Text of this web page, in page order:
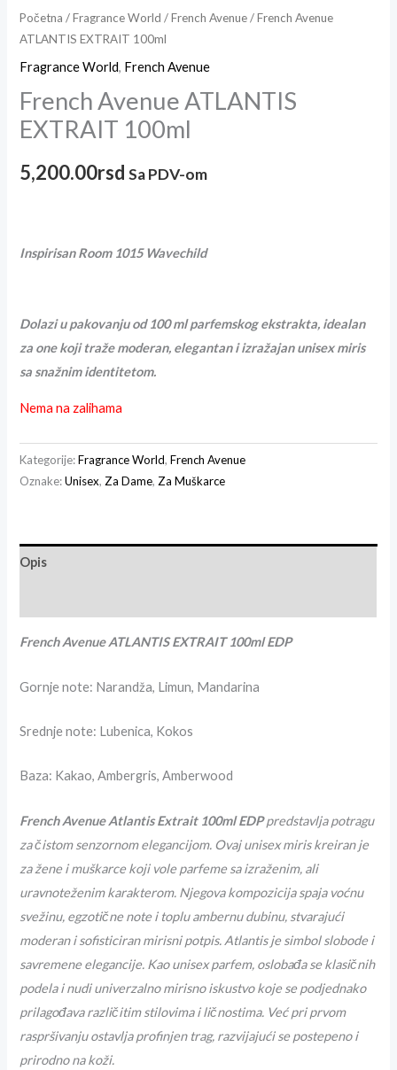
Početna /Fragrance World /French Avenue/ French Avenue
ATLANTIS EXTRAIT 100ml
Fragrance World, French Avenue
French Avenue ATLANTIS
EXTRAIT 100ml
5,200.00rsd Sa PDV-om
Inspirisan Room 1015 Wavechild
Dolazi u pakovanju od 100 ml parfemskog ekstrakta, idealan
za one koji traže moderan, elegantan i izražajan unisex miris
sa snažnim identitetom.
Nema na zalihama
Kategorije:Fragrance World,French Avenue
Oznake:Unisex,Za Dame,Za Muškarce
Opis
French Avenue ATLANTIS EXTRAIT 100ml EDP
Gornje note: Narandža, Limun, Mandarina
Srednje note: Lubenica, Kokos
Baza: Kakao, Ambergris, Amberwood
French Avenue Atlantis Extrait 100ml EDPpredstavlja potragu
za čistom senzornom elegancijom. Ovaj unisex miris kreiran je
za žene i muškarce koji vole parfeme sa izraženim, ali
uravnoteženim karakterom. Njegova kompozicija spaja voćnu
svežinu, egzotične note i toplu ambernu dubinu, stvarajući
moderan i sofisticiran mirisni potpis. Atlantis je simbol slobode i
savremene elegancije. Kao unisex parfem, oslobađa se klasičnih
podela i nudi univerzalno mirisno iskustvo koje se podjednako
prilagođava različitim stilovima i ličnostima. Već pri prvom
raspršivanju ostavlja profinjen trag, razvijajući se postepeno i
prirodno na koži.